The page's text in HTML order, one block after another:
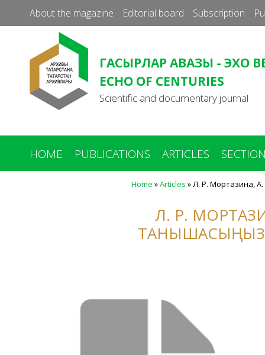
About the magazine Editorial board Subscription
ГАСЫРЛАР АВАЗЫ - ЭХО
ECHO OF CENTURIES
Scientific and documentary journal
HOME PUBLICATIONS ARTICLES
Home »Articles »Л. Р. Мортазина, А.
Л. Р.
ТАНЫШАСЫҢЫЗ